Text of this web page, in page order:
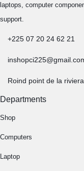
laptops, computer
support.
+225 07 20 24 62 21
Roind point de la
Departments
Shop
Computers
Laptop